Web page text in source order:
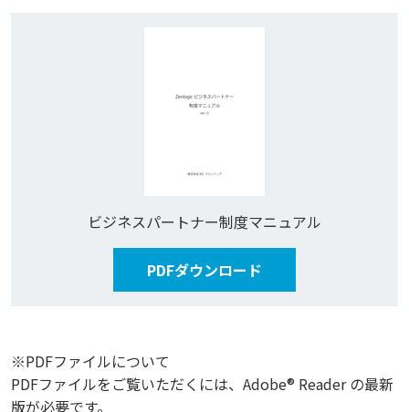
ビジネスパートナー制度マニュアル
PDFダウンロード
※PDFファイルについて
PDFファイルをご覧いただくには、Adobe® Reader の最新
版が必要です。